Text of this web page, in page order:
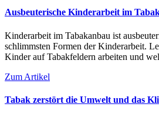
Ausbeuterische Kinderarbeit im
Kinderarbeit im Tabakanbau ist
schlimmsten Formen der Kinderarbeit.
Kinder auf Tabakfeldern arbeiten und
Zum Artikel
Tabak zerstört die Umwelt und das